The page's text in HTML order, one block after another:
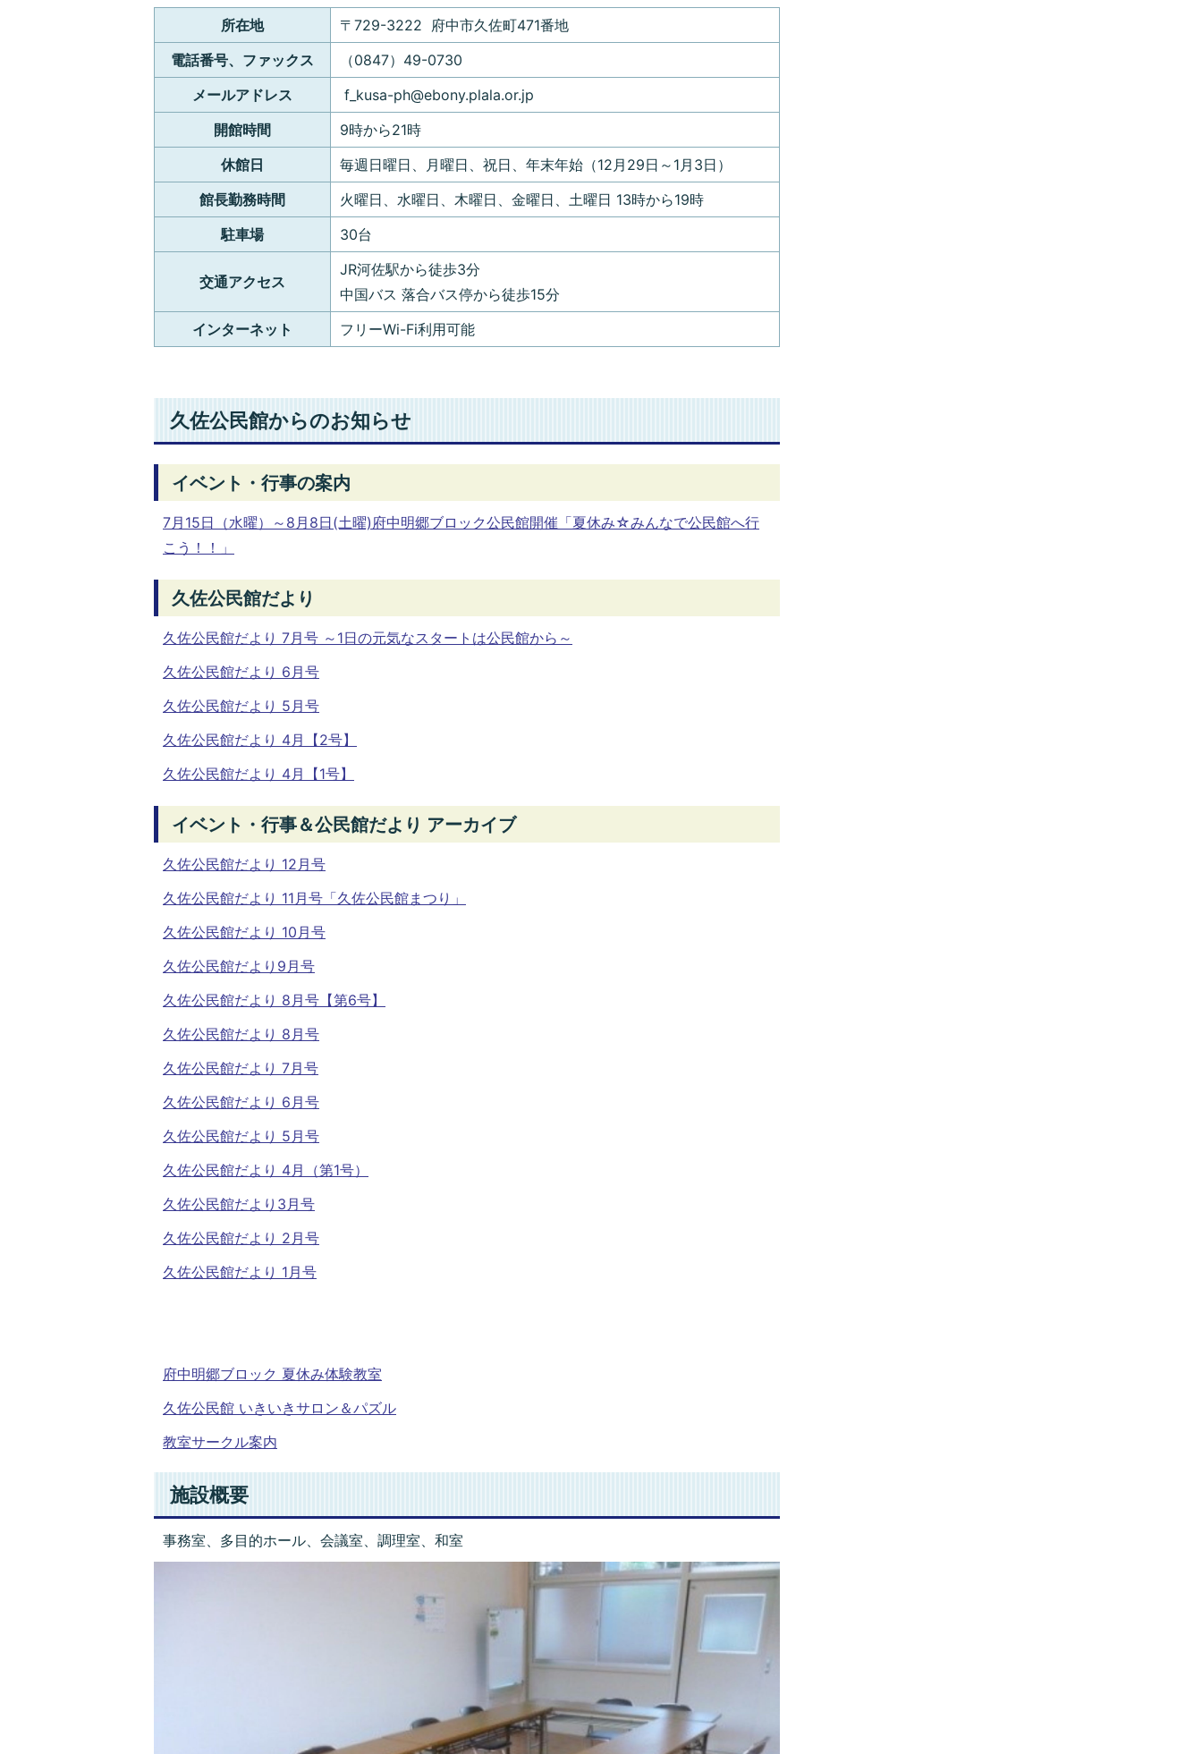
所在地
〒729-3222 府中市久佐町471番地
電話番号、ファックス
（0847）49-0730
メールアドレス
f_kusa-ph@ebony.plala.or.jp
開館時間
9時から21時
休館日
毎週日曜日、月曜日、祝日、年末年始（12月29日～1月3日）
館長勤務時間
火曜日、水曜日、木曜日、金曜日、土曜日 13時から19時
駐車場
30台
交通アクセス
JR河佐駅から徒歩3分
中国バス 落合バス停から徒歩15分
インターネット
フリーWi-Fi利用可能
久佐公民館からのお知らせ
イベント・行事の案内
7月15日（水曜）～8月8日(土曜)府中明郷ブロック公民館開催「夏休み☆みんなで公民館へ行
こう！！」
久佐公民館だより
久佐公民館だより 7月号 ～1日の元気なスタートは公民館から～
久佐公民館だより 6月号
久佐公民館だより 5月号
久佐公民館だより 4月【2号】
久佐公民館だより 4月【1号】
イベント・行事＆公民館だより アーカイブ
久佐公民館だより 12月号
久佐公民館だより 11月号「久佐公民館まつり」
久佐公民館だより 10月号
久佐公民館だより9月号
久佐公民館だより 8月号【第6号】
久佐公民館だより 8月号
久佐公民館だより 7月号
久佐公民館だより 6月号
久佐公民館だより 5月号
久佐公民館だより 4月（第1号）
久佐公民館だより3月号
久佐公民館だより 2月号
久佐公民館だより 1月号
府中明郷ブロック 夏休み体験教室
久佐公民館 いきいきサロン＆パズル
教室サークル案内
施設概要
事務室、多目的ホール、会議室、調理室、和室